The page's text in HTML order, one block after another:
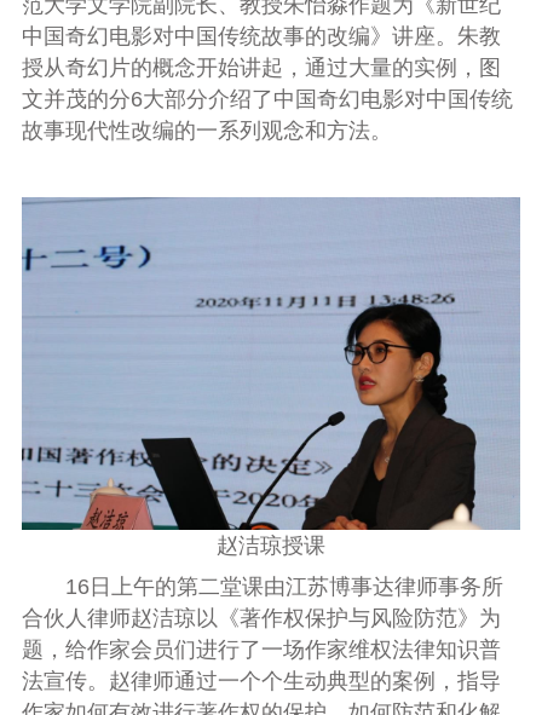
范大学文学院副院长、教授朱怡淼作题为《新世纪
中国奇幻电影对中国传统故事的改编》讲座。朱教
授从奇幻片的概念开始讲起，通过大量的实例，图
文并茂的分6大部分介绍了中国奇幻电影对中国传统
故事现代性改编的一系列观念和方法。
赵洁琼授课
16日上午的第二堂课由江苏博事达律师事务所
合伙人律师赵洁琼以《著作权保护与风险防范》为
题，给作家会员们进行了一场作家维权法律知识普
法宣传。赵律师通过一个个生动典型的案例，指导